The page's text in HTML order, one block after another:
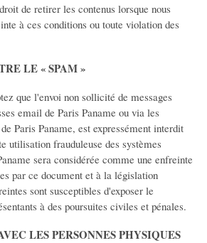
de retirer les contenus lorsque nous
à ces conditions ou toute violation des
LE « SPAM »
que l'envoi non sollicité de messages
email de Paris Paname ou via les
Paris Paname, est expressément interdit
utilisation frauduleuse des systèmes
sera considérée comme une enfreinte
par ce document et à la législation
sont susceptibles d'exposer le
à des poursuites civiles et pénales.
LES PERSONNES PHYSIQUES